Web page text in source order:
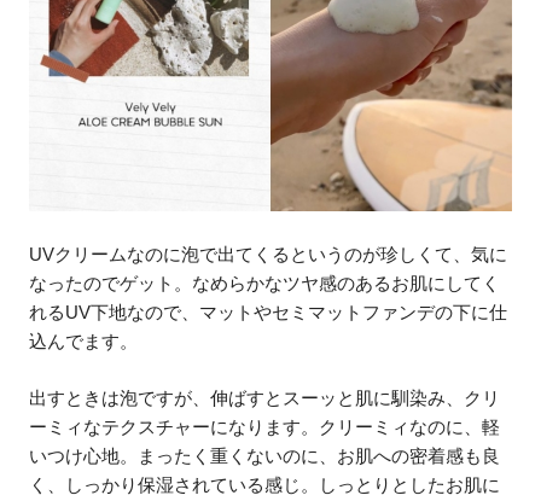
UVクリームなのに泡で出てくるというのが珍しくて、気に
なったのでゲット。なめらかなツヤ感のあるお肌にしてく
れるUV下地なので、マットやセミマットファンデの下に仕
込んでます。
出すときは泡ですが、伸ばすとスーッと肌に馴染み、クリ
ーミィなテクスチャーになります。クリーミィなのに、軽
いつけ心地。まったく重くないのに、お肌への密着感も良
く、しっかり保湿されている感じ。しっとりとしたお肌に